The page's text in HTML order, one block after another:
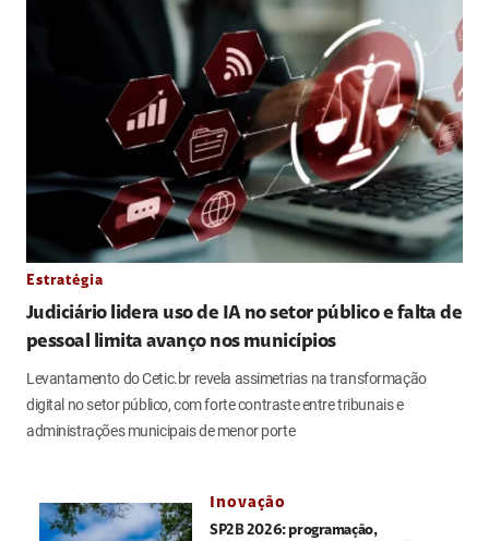
Estratégia
Judiciário lidera uso de IA no setor público e falta de
pessoal limita avanço nos municípios
Levantamento do Cetic.br revela assimetrias na transformação
digital no setor público, com forte contraste entre tribunais e
administrações municipais de menor porte
Inovação
SP2B 2026: programação,